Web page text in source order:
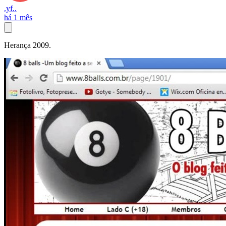
.yf..
há 1 mês
Herança 2009.